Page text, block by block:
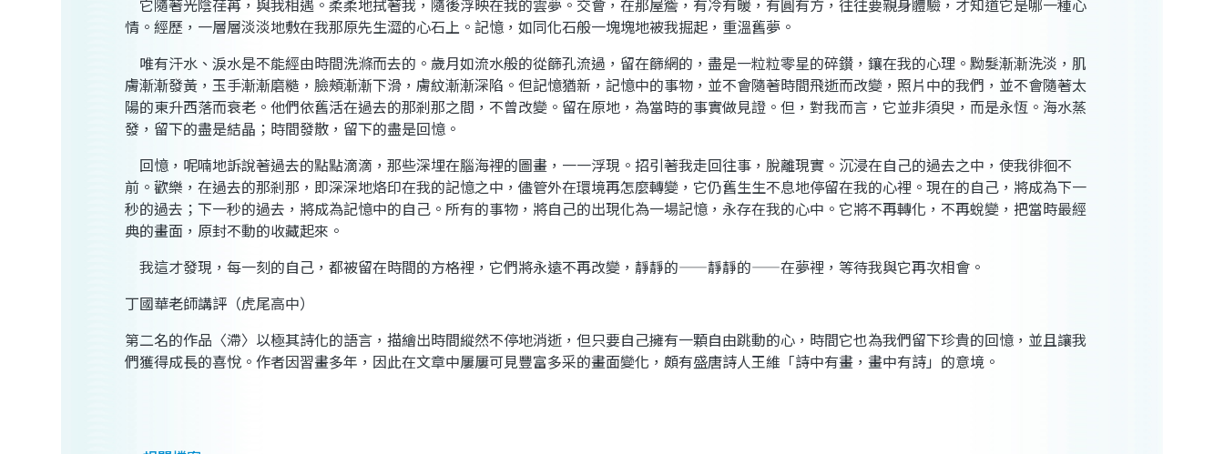
情。經歷，一層層淡淡地敷在我那原先生澀的心石上。記憶，如同化石般一塊塊地被我掘起，重溫舊夢。
唯有汗水、淚水是不能經由時間洗滌而去的。歲月如流水般的從篩孔流過，留在篩網的，盡是一粒粒零星的碎鑚，鑲在我的心理。黝髮漸漸洗淡，肌
膚漸漸發黃，玉手漸漸磨糙，臉頰漸漸下滑，膚紋漸漸深陷。但記憶猶新，記憶中的事物，並不會隨著時間飛逝而改變，照片中的我們，並不會隨著太
陽的東升西落而衰老。他們依舊活在過去的那剎那之間，不曾改變。留在原地，為當時的事實做見證。但，對我而言，它並非須臾，而是永恆。海水蒸
發，留下的盡是結晶；時間發散，留下的盡是回憶。
回憶，呢喃地訴說著過去的點點滴滴，那些深埋在腦海裡的圖畫，一一浮現。招引著我走回往事，脫離現實。沉浸在自己的過去之中，使我徘徊不
前。歡樂，在過去的那剎那，即深深地烙印在我的記憶之中，儘管外在環境再怎麼轉變，它仍舊生生不息地停留在我的心裡。現在的自己，將成為下一
秒的過去；下一秒的過去，將成為記憶中的自己。所有的事物，將自己的出現化為一場記憶，永存在我的心中。它將不再轉化，不再蛻變，把當時最經
典的畫面，原封不動的收藏起來。
我這才發現，每一刻的自己，都被留在時間的方格裡，它們將永遠不再改變，靜靜的——靜靜的——在夢裡，等待我與它再次相會。
丁國華老師講評（虎尾高中）
第二名的作品〈滯〉以極其詩化的語言，描繪出時間縱然不停地消逝，但只要自己擁有一顆自由跳動的心，時間它也為我們留下珍貴的回憶，並且讓我
們獲得成長的喜悅。作者因習畫多年，因此在文章中屢屢可見豐富多采的畫面變化，頗有盛唐詩人王維「詩中有畫，畫中有詩」的意境。